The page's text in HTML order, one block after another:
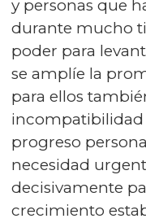
y personas que
durante mucho
poder para
se amplíe la
para ellos
incompatibilidad
progreso
necesidad
decisivamente
crecimiento